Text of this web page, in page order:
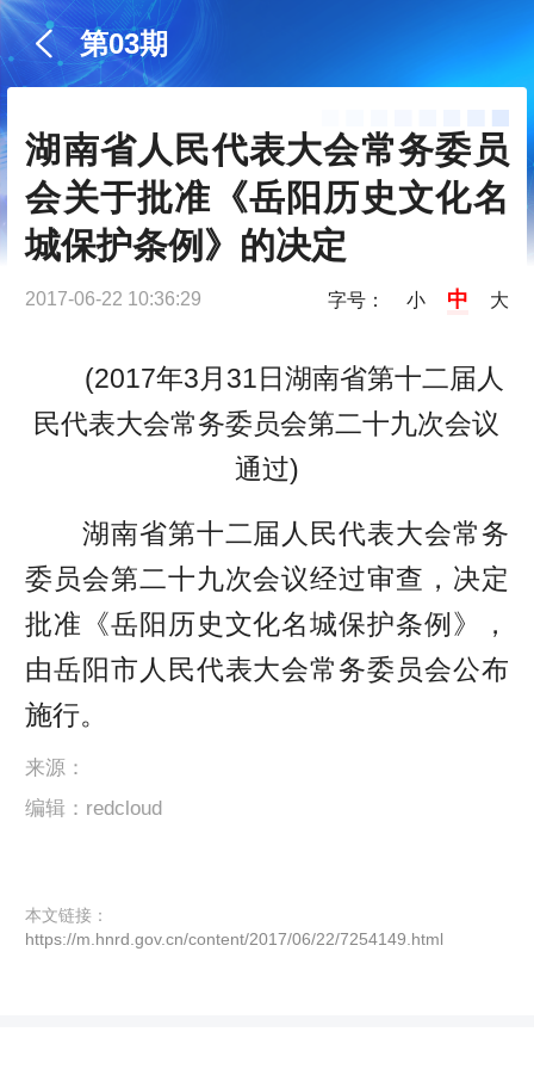
第03期
湖南省人民代表大会常务委员
会关于批准《岳阳历史文化名
城保护条例》的决定
2017-06-22 10:36:29 字号： 小 中 大
(2017年3月31日湖南省第十二届人
民代表大会常务委员会第二十九次会议
通过)
湖南省第十二届人民代表大会常务
委员会第二十九次会议经过审查，决定
批准《岳阳历史文化名城保护条例》，
由岳阳市人民代表大会常务委员会公布
施行。
来源：
编辑：redcloud
本文链接：
https://m.hnrd.gov.cn/content/2017/06/22/7254149.html